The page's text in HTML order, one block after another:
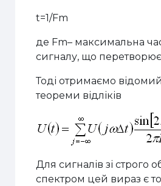
t=1/Fm
де Fm– максимальна
сигналу, що
Тоді отримаємо
теореми відліків
Для сигналів зі строго
спектром цей вираз є